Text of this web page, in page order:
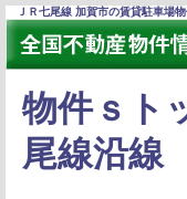
ＪＲ七尾線 加賀市の賃貸駐車場
物件ｓト
尾線沿線